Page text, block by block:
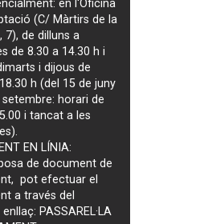
en l'Oficina
(C/ Màrtirs de la
7), de dilluns a
de 8.30 a 14.30 h i
i dijous de
h (del 15 de juny
horari de
i tancat a les
EN LÍNIA:
de document de
pot efectuar el
a través del
PASSAREL·LA